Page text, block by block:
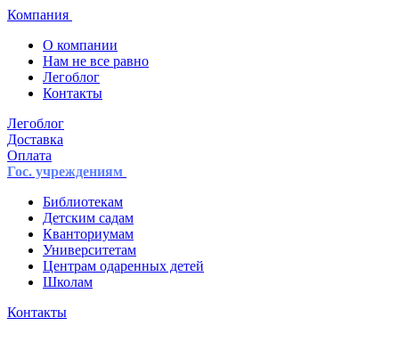
Компания
О компании
Нам не все равно
Легоблог
Контакты
Легоблог
Доставка
Оплата
Гос. учреждениям
Библиотекам
Детским садам
Кванториумам
Университетам
Центрам одаренных детей
Школам
Контакты